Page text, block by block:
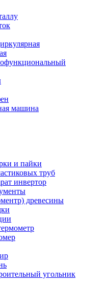
машина
и пайки
труб
инвертор
древесины
угольник